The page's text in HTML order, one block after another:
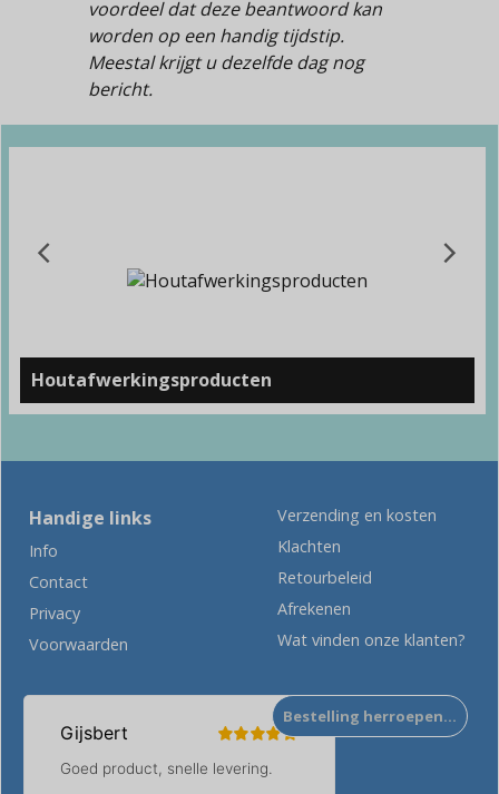
voordeel dat deze beantwoord kan
worden op een handig tijdstip.
Meestal krijgt u dezelfde dag nog
bericht.
Houtafwerkingsproducten
Handige links
Info
Contact
Privacy
Voorwaarden
Verzending en kosten
Klachten
Retourbeleid
Afrekenen
Wat vinden onze klanten?
Bestelling herroepen…